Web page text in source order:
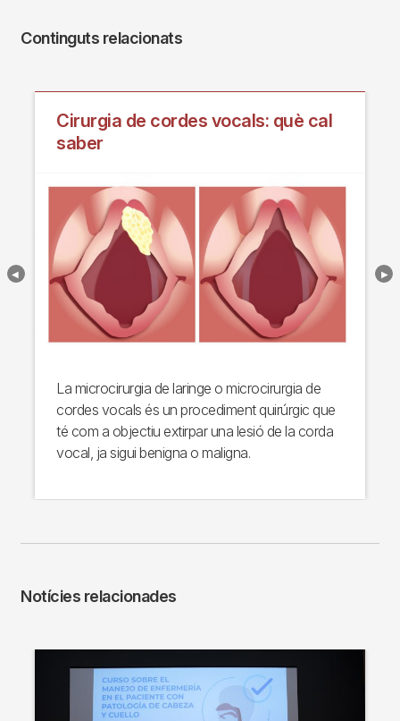
Continguts relacionats
Cirurgia de cordes vocals: què cal
saber
La microcirurgia de laringe o microcirurgia de
cordes vocals és un procediment quirúrgic que
té com a objectiu extirpar una lesió de la corda
vocal, ja sigui benigna o maligna.
Notícies relacionades